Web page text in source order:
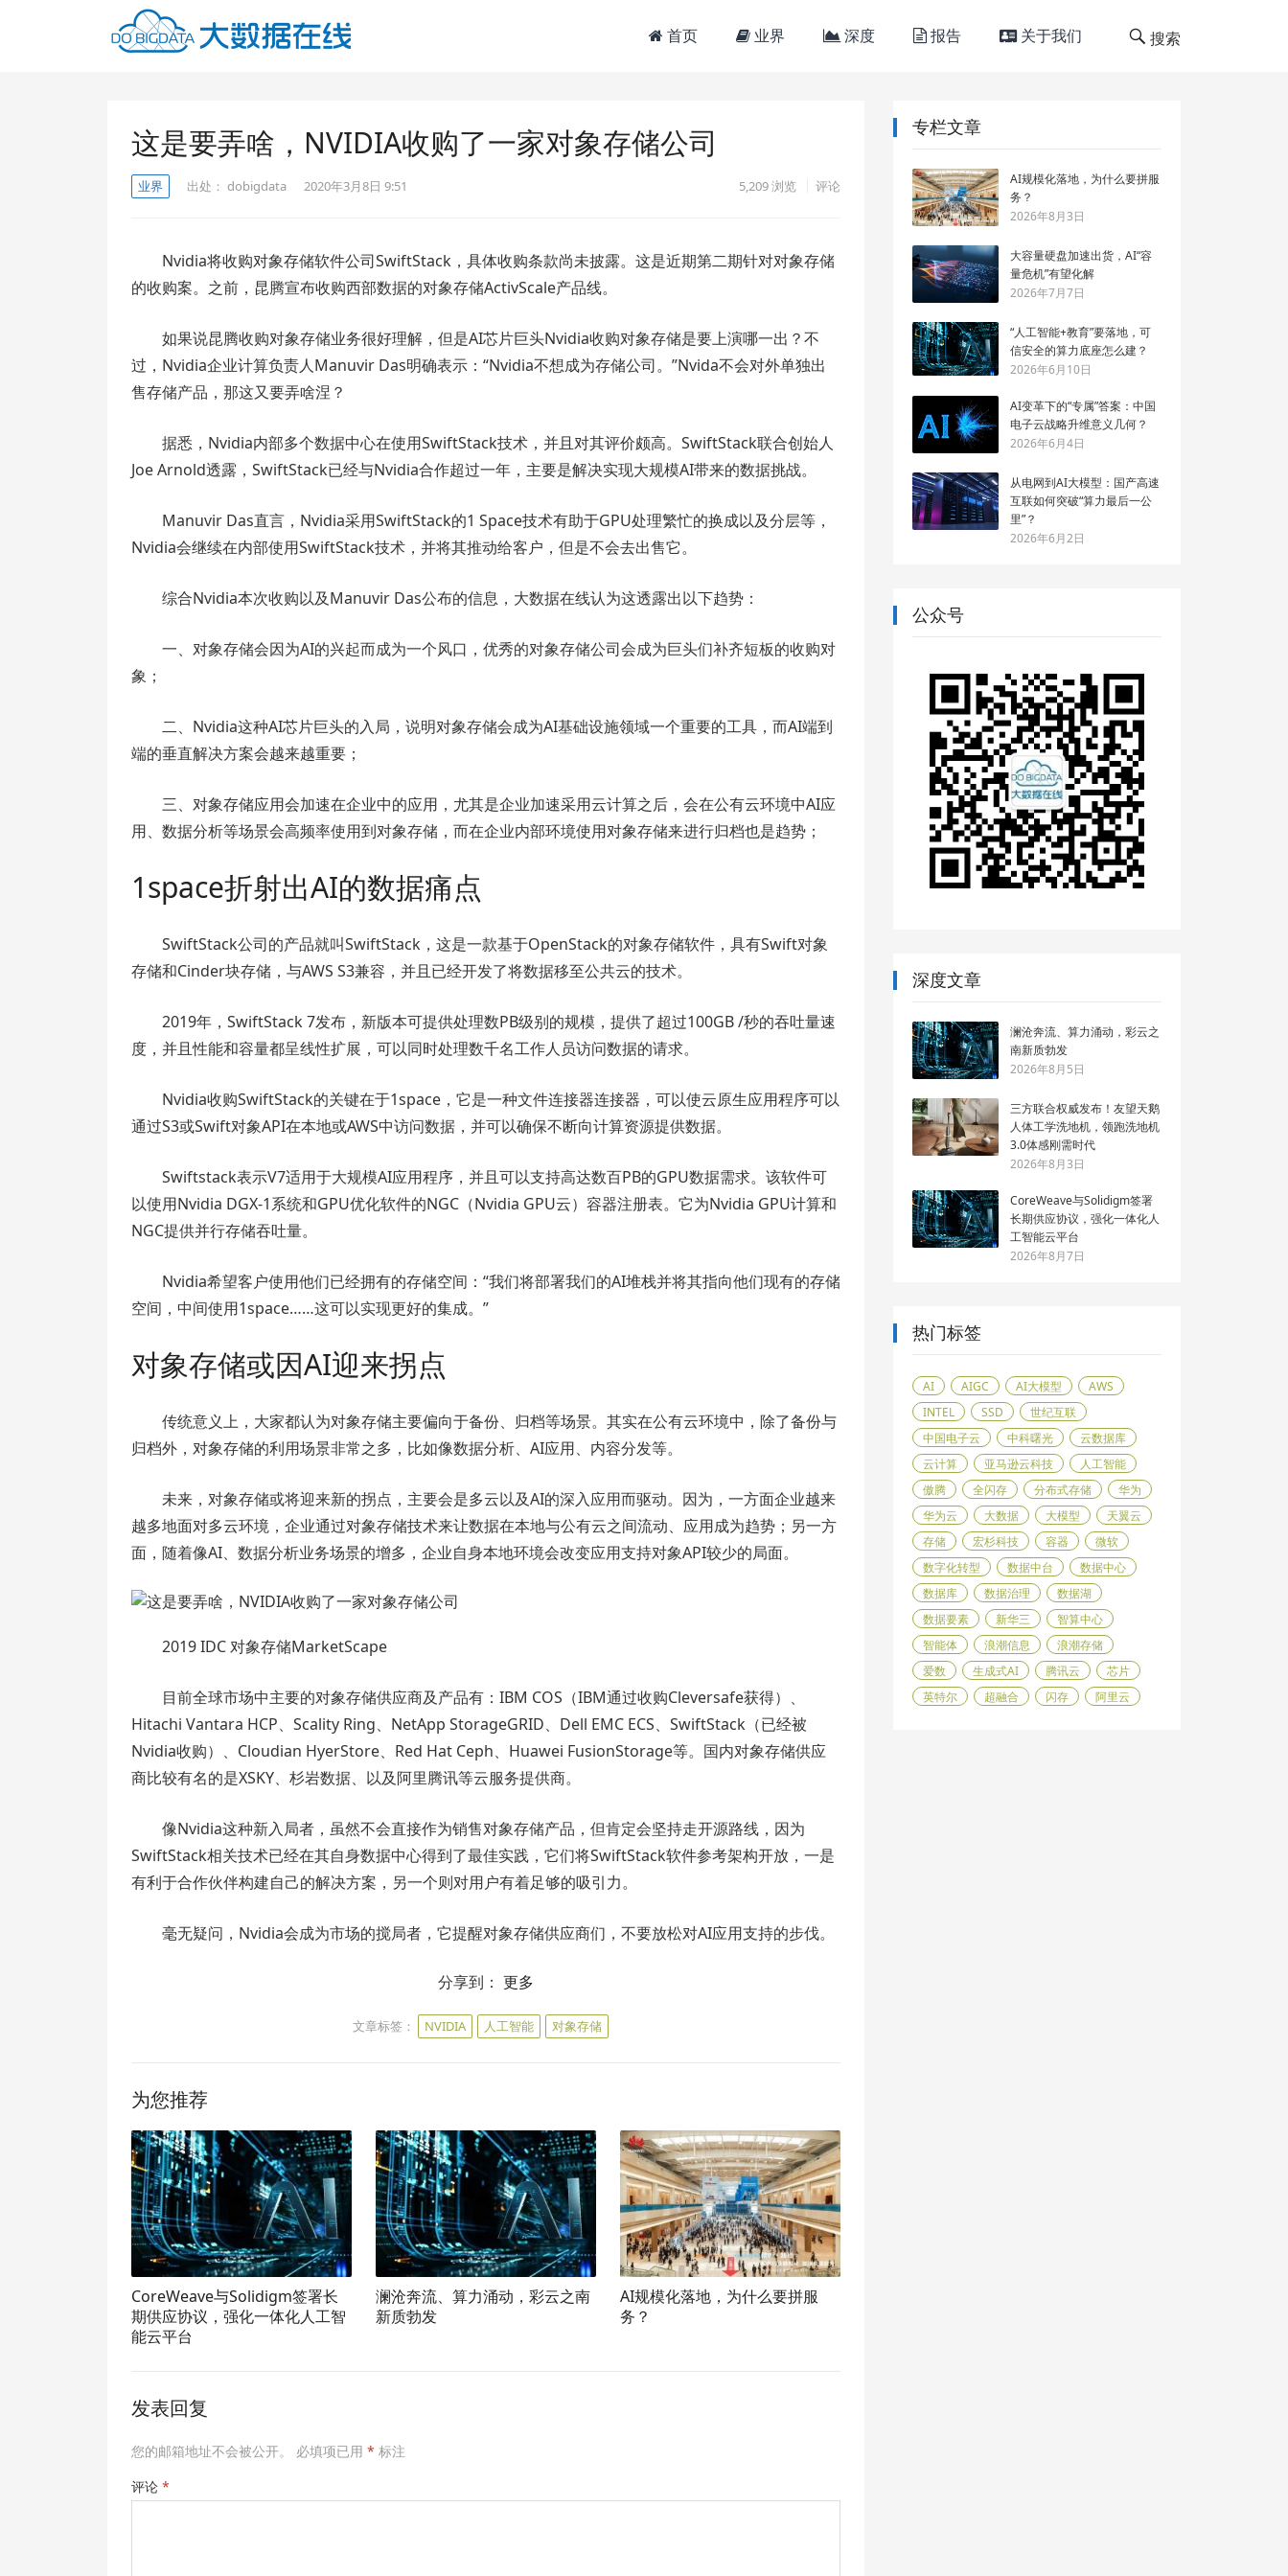
首页 业界 深度 报告 关于我们 搜索
这是要弄啥，NVIDIA收购了一家对象存储公司
业界 出处： dobigdata 2020年3月8日 9:51 5,209浏览 评论
Nvidia将收购对象存储软件公司SwiftStack，具体收购条款尚未披露。这是近期第二期针对对象存储
的收购案。之前，昆腾宣布收购西部数据的对象存储ActivScale产品线。
如果说昆腾收购对象存储业务很好理解，但是AI芯片巨头Nvidia收购对象存储是要上演哪一出？不
过，Nvidia企业计算负责人Manuvir Das明确表示：“Nvidia不想成为存储公司。”Nvida不会对外单独出
售存储产品，那这又要弄啥涅？
据悉，Nvidia内部多个数据中心在使用SwiftStack技术，并且对其评价颇高。SwiftStack联合创始人
Joe Arnold透露，SwiftStack已经与Nvidia合作超过一年，主要是解决实现大规模AI带来的数据挑战。
Manuvir Das直言，Nvidia采用SwiftStack的1 Space技术有助于GPU处理繁忙的换成以及分层等，
Nvidia会继续在内部使用SwiftStack技术，并将其推动给客户，但是不会去出售它。
综合Nvidia本次收购以及Manuvir Das公布的信息，大数据在线认为这透露出以下趋势：
一、对象存储会因为AI的兴起而成为一个风口，优秀的对象存储公司会成为巨头们补齐短板的收购对
象；
二、Nvidia这种AI芯片巨头的入局，说明对象存储会成为AI基础设施领域一个重要的工具，而AI端到
端的垂直解决方案会越来越重要；
三、对象存储应用会加速在企业中的应用，尤其是企业加速采用云计算之后，会在公有云环境中AI应
用、数据分析等场景会高频率使用到对象存储，而在企业内部环境使用对象存储来进行归档也是趋势；
1space折射出AI的数据痛点
SwiftStack公司的产品就叫SwiftStack，这是一款基于OpenStack的对象存储软件，具有Swift对象
存储和Cinder块存储，与AWS S3兼容，并且已经开发了将数据移至公共云的技术。
2019年，SwiftStack 7发布，新版本可提供处理数PB级别的规模，提供了超过100GB /秒的吞吐量速
度，并且性能和容量都呈线性扩展，可以同时处理数千名工作人员访问数据的请求。
Nvidia收购SwiftStack的关键在于1space，它是一种文件连接器连接器，可以使云原生应用程序可以
通过S3或Swift对象API在本地或AWS中访问数据，并可以确保不断向计算资源提供数据。
Swiftstack表示V7适用于大规模AI应用程序，并且可以支持高达数百PB的GPU数据需求。该软件可
以使用Nvidia DGX-1系统和GPU优化软件的NGC（Nvidia GPU云）容器注册表。它为Nvidia GPU计算和
NGC提供并行存储吞吐量。
Nvidia希望客户使用他们已经拥有的存储空间：“我们将部署我们的AI堆栈并将其指向他们现有的存储
空间，中间使用1space……这可以实现更好的集成。”
对象存储或因AI迎来拐点
传统意义上，大家都认为对象存储主要偏向于备份、归档等场景。其实在公有云环境中，除了备份与
归档外，对象存储的利用场景非常之多，比如像数据分析、AI应用、内容分发等。
未来，对象存储或将迎来新的拐点，主要会是多云以及AI的深入应用而驱动。因为，一方面企业越来
越多地面对多云环境，企业通过对象存储技术来让数据在本地与公有云之间流动、应用成为趋势；另一方
面，随着像AI、数据分析业务场景的增多，企业自身本地环境会改变应用支持对象API较少的局面。
2019 IDC 对象存储MarketScape
目前全球市场中主要的对象存储供应商及产品有：IBM COS（IBM通过收购Cleversafe获得）、
Hitachi Vantara HCP、Scality Ring、NetApp StorageGRID、Dell EMC ECS、SwiftStack（已经被
Nvidia收购）、Cloudian HyerStore、Red Hat Ceph、Huawei FusionStorage等。国内对象存储供应
商比较有名的是XSKY、杉岩数据、以及阿里腾讯等云服务提供商。
像Nvidia这种新入局者，虽然不会直接作为销售对象存储产品，但肯定会坚持走开源路线，因为
SwiftStack相关技术已经在其自身数据中心得到了最佳实践，它们将SwiftStack软件参考架构开放，一是
有利于合作伙伴构建自己的解决方案，另一个则对用户有着足够的吸引力。
毫无疑问，Nvidia会成为市场的搅局者，它提醒对象存储供应商们，不要放松对AI应用支持的步伐。
分享到： 更多
文章标签： NVIDIA 人工智能 对象存储
为您推荐
CoreWeave与Solidigm签署长
期供应协议，强化一体化人工智
能云平台
澜沧奔流、算力涌动，彩云之南
新质勃发
AI规模化落地，为什么要拼服
务？
发表回复
您的邮箱地址不会被公开。 必填项已用 * 标注
评论 *
专栏文章
AI规模化落地，为什么要拼服
务？
2026年8月3日
大容量硬盘加速出货，AI“容
量危机”有望化解
2026年7月7日
“人工智能+教育”要落地，可
信安全的算力底座怎么建？
2026年6月10日
AI变革下的“专属”答案：中国
电子云战略升维意义几何？
2026年6月4日
从电网到AI大模型：国产高速
互联如何突破“算力最后一公
里”？
2026年6月2日
公众号
深度文章
澜沧奔流、算力涌动，彩云之
南新质勃发
2026年8月5日
三方联合权威发布！友望天鹅
人体工学洗地机，领跑洗地机
3.0体感刚需时代
2026年8月3日
CoreWeave与Solidigm签署
长期供应协议，强化一体化人
工智能云平台
2026年8月7日
热门标签
AI AIGC AI大模型
AWS
INTEL
SSD
世纪互联
中国电子云
中科曙光
云数据库
云计算
亚马逊云科技
人工智能
傲腾
全闪存 分布式存储
华为
华为云
大数据 大模型
天翼云
存储
宏杉科技 容器
微软
数字化转型
数据中台
数据中心
数据库
数据治理
数据湖
数据要素
新华三
智算中心
智能体
浪潮信息
浪潮存储
爱数
生成式AI 腾讯云
芯片
英特尔
超融合 闪存 阿里云